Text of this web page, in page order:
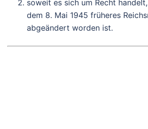
soweit es sich um Recht
dem 8. Mai 1945 früheres
abgeändert worden ist.